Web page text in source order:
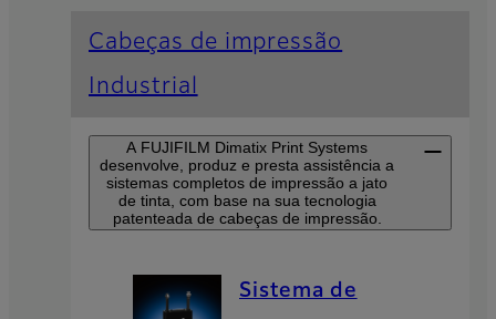
Cabeças de impressão
Industrial
A FUJIFILM Dimatix Print Systems
desenvolve, produz e presta assistência a
sistemas completos de impressão a jato
de tinta, com base na sua tecnologia
patenteada de cabeças de impressão.
Sistema de